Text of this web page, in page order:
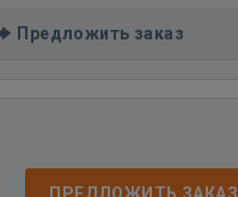
Предложить заказ